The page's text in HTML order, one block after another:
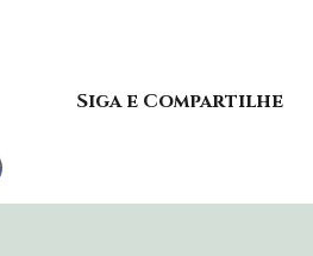
Siga e Compartilhe